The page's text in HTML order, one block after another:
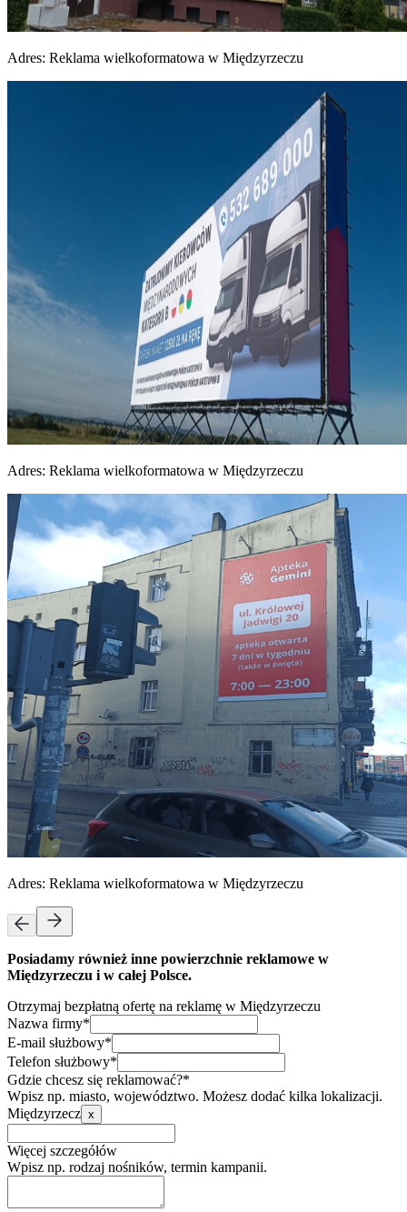
Adres: Reklama wielkoformatowa w Międzyrzeczu
Adres: Reklama wielkoformatowa w Międzyrzeczu
Adres: Reklama wielkoformatowa w Międzyrzeczu
Posiadamy również inne powierzchnie reklamowe w
Międzyrzeczu i w całej Polsce.
Otrzymaj bezpłatną ofertę na reklamę w Międzyrzeczu
Nazwa firmy*
E-mail służbowy*
Telefon służbowy*
Gdzie chcesz się reklamować?*
Wpisz np. miasto, województwo. Możesz dodać kilka lokalizacji.
Międzyrzecz x
Więcej szczegółów
Wpisz np. rodzaj nośników, termin kampanii.